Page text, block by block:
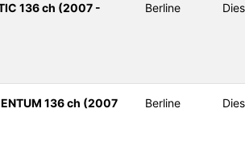
136 ch (2007 -
Berline
136 ch (2007
Berline